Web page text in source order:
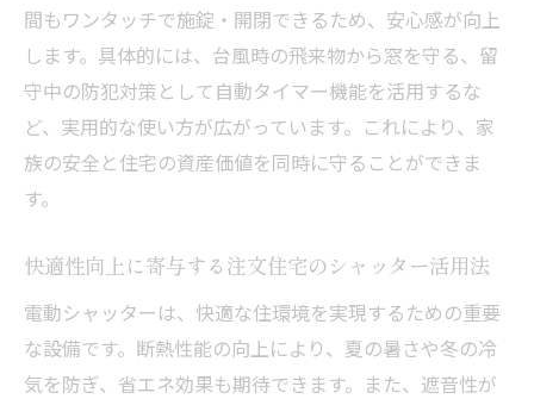
び方
後悔しないための電動シャッター設置基準
とは
新築時に知っておきたいシャッターの必要
性
注文住宅における電動シャッターの費用対
電動シャッター導入で得られるコストメリ
ット
間もワンタッチで施錠・開閉できるため、安心感が向上
します。具体的には、台風時の飛来物から窓を守る、留
守中の防犯対策として自動タイマー機能を活用するな
ど、実用的な使い方が広がっています。これにより、家
族の安全と住宅の資産価値を同時に守ることができま
す。
快適性向上に寄与する注文住宅のシャッター活用法
電動シャッターは、快適な住環境を実現するための重要
な設備です。断熱性能の向上により、夏の暑さや冬の冷
気を防ぎ、省エネ効果も期待できます。また、遮音性が